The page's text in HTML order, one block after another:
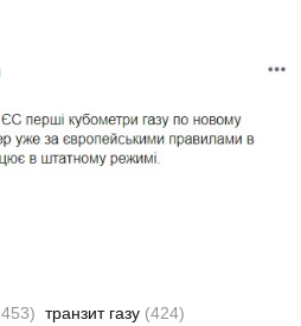
транзит газу (424)